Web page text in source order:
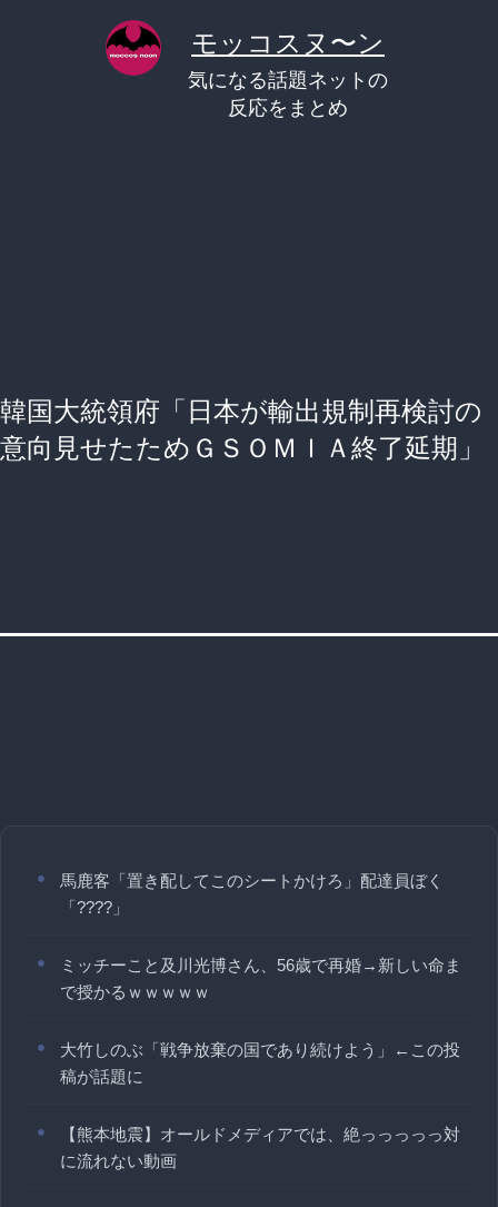
モッコスヌ〜ン
気になる話題ネットの
反応をまとめ
韓国大統領府「日本が輸出規制再検討の
意向見せたためＧＳＯＭＩＡ終了延期」
馬鹿客「置き配してこのシートかけろ」配達員ぼく
「????」
ミッチーこと及川光博さん、56歳で再婚→新しい命ま
で授かるｗｗｗｗｗ
大竹しのぶ「戦争放棄の国であり続けよう」←この投
稿が話題に
【熊本地震】オールドメディアでは、絶っっっっっ対
に流れない動画